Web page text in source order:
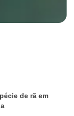
de rã em